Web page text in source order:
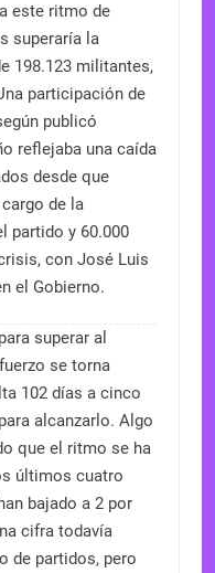
este ritmo de
superaría la
198.123 militantes,
participación de
publicó
reflejaba una caída
desde que
de la
partido y 60.000
con José Luis
el Gobierno.
superar al
se torna
102 días a cinco
alcanzarlo. Algo
que el ritmo se ha
últimos cuatro
bajado a 2 por
cifra todavía
de partidos, pero